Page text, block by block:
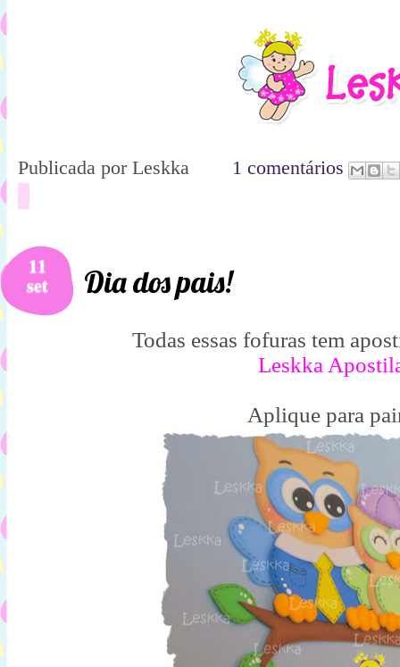
Publicada por Leskka 1 comentários
11
set Dia dos pais!
Todas essas fofuras tem
Leskka
Aplique para